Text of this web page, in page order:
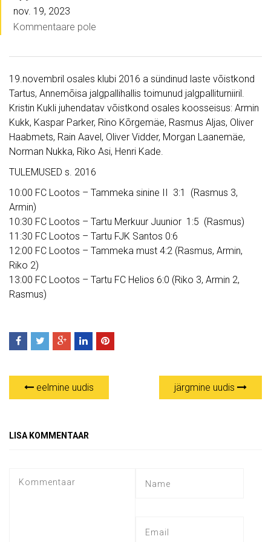
nov. 19, 2023
Kommentaare pole
19.novembril osales klubi 2016 a sündinud laste võistkond
Tartus, Annemõisa jalgpallihallis toimunud jalgpalliturniiril.
Kristin Kukli juhendatav võistkond osales koosseisus: Armin
Kukk, Kaspar Parker, Rino Kõrgemäe, Rasmus Aljas, Oliver
Haabmets, Rain Aavel, Oliver Vidder, Morgan Laanemäe,
Norman Nukka, Riko Asi, Henri Kade.
TULEMUSED s. 2016
10:00 FC Lootos – Tammeka sinine II 3:1 (Rasmus 3,
Armin)
10:30 FC Lootos – Tartu Merkuur Juunior 1:5 (Rasmus)
11:30 FC Lootos – Tartu FJK Santos 0:6
12:00 FC Lootos – Tammeka must 4:2 (Rasmus, Armin,
Riko 2)
13:00 FC Lootos – Tartu FC Helios 6:0 (Riko 3, Armin 2,
Rasmus)
eelmine uudis järgmine uudis
LISA KOMMENTAAR